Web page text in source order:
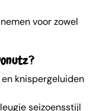
voor zowel
knispergeluiden
seizoensstijl